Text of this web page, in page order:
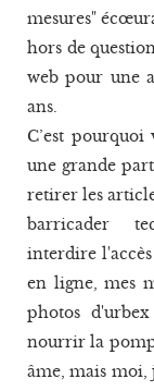
mesures"
hors de
web pour une
ans.
C’est pourquoi
une grande
retirer les
barricader
interdire
en ligne, mes
photos
nourrir la
âme, mais moi,